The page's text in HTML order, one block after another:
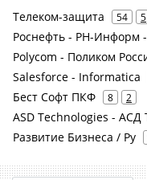
Телеком-защита 54 5
Роснефть - РН-Информ
Polycom - Поликом
Salesforce - Informatica
Бест Софт ПКФ 8 2
ASD Technologies - АСД
Развитие Бизнеса / Ру